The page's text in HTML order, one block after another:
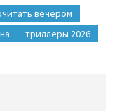
вечером
триллеры 2026